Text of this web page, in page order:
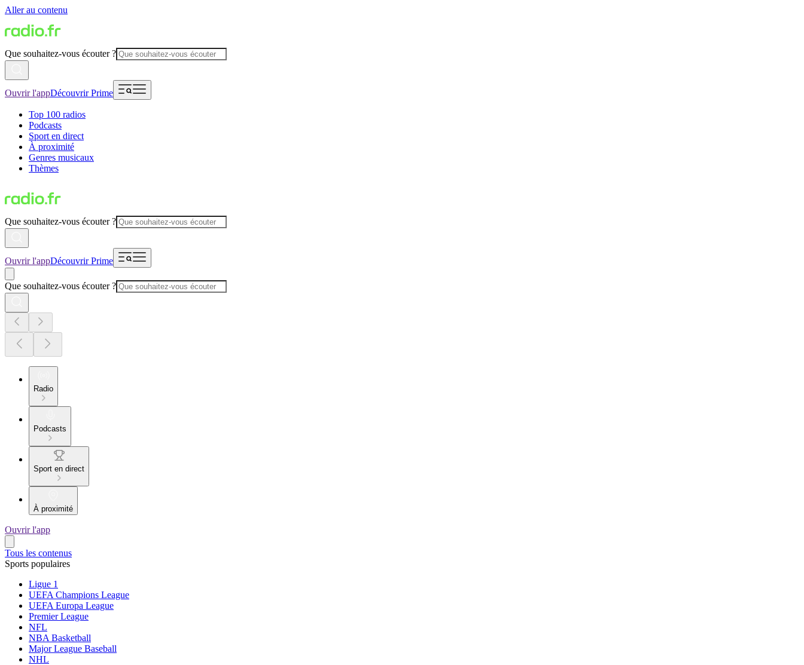
Aller au contenu
Que souhaitez-vous écouter ?
Ouvrir l'appDécouvrir Prime
Top 100 radios
Podcasts
Sport en direct
À proximité
Genres musicaux
Thèmes
Que souhaitez-vous écouter ?
Ouvrir l'appDécouvrir Prime
Que souhaitez-vous écouter ?
Radio
Podcasts
Sport en direct
À proximité
Ouvrir l'app
Tous les contenus
Sports populaires
Ligue 1
UEFA Champions League
UEFA Europa League
Premier League
NFL
NBA Basketball
Major League Baseball
NHL